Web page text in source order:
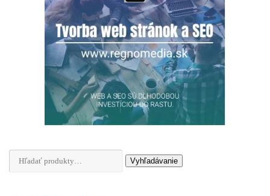
Hľadať: Vyhľadávanie